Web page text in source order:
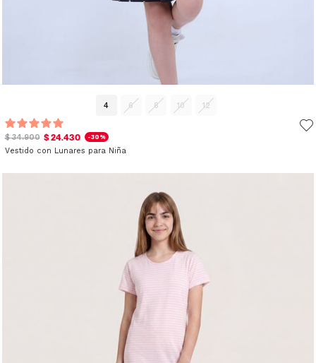
4 6 8 10 12
$ 34.900 $ 24.430 -30%
Vestido con Lunares para Niña